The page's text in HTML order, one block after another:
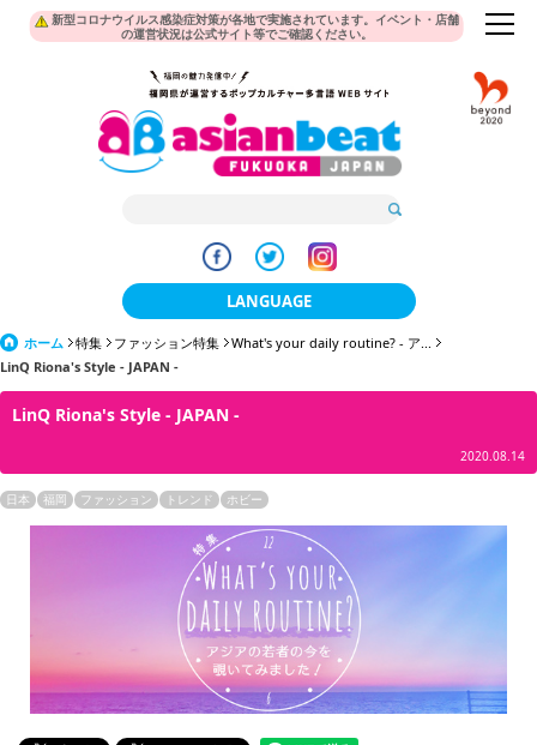
新型コロナウイルス感染症対策が各地で実施されています。イベント・店舗
の運営状況は公式サイト等でご確認ください。
LANGUAGE
日本語
한국어
繁體中文
English
ภาษาไทย
tiéng Viêt
Bahasa Indonesia
ホーム 特集 ファッション特集
What's your daily routine? - ア...
LinQ Riona's Style - JAPAN -
LinQ Riona's Style - JAPAN -
2020.08.14
日本 福岡 ファッション トレンド ホビー